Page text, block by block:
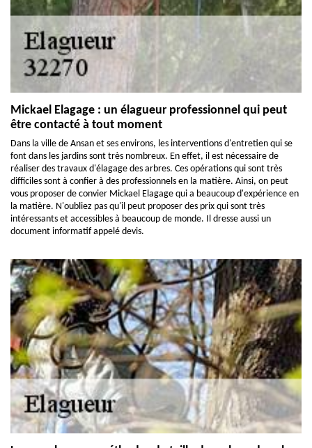
Mickael Elagage : un élagueur professionnel qui peut
être contacté à tout moment
Dans la ville de Ansan et ses environs, les interventions d'entretien qui se
font dans les jardins sont très nombreux. En effet, il est nécessaire de
réaliser des travaux d'élagage des arbres. Ces opérations qui sont très
difficiles sont à confier à des professionnels en la matière. Ainsi, on peut
vous proposer de convier Mickael Elagage qui a beaucoup d'expérience en
la matière. N'oubliez pas qu'il peut proposer des prix qui sont très
intéressants et accessibles à beaucoup de monde. Il dresse aussi un
document informatif appelé devis.